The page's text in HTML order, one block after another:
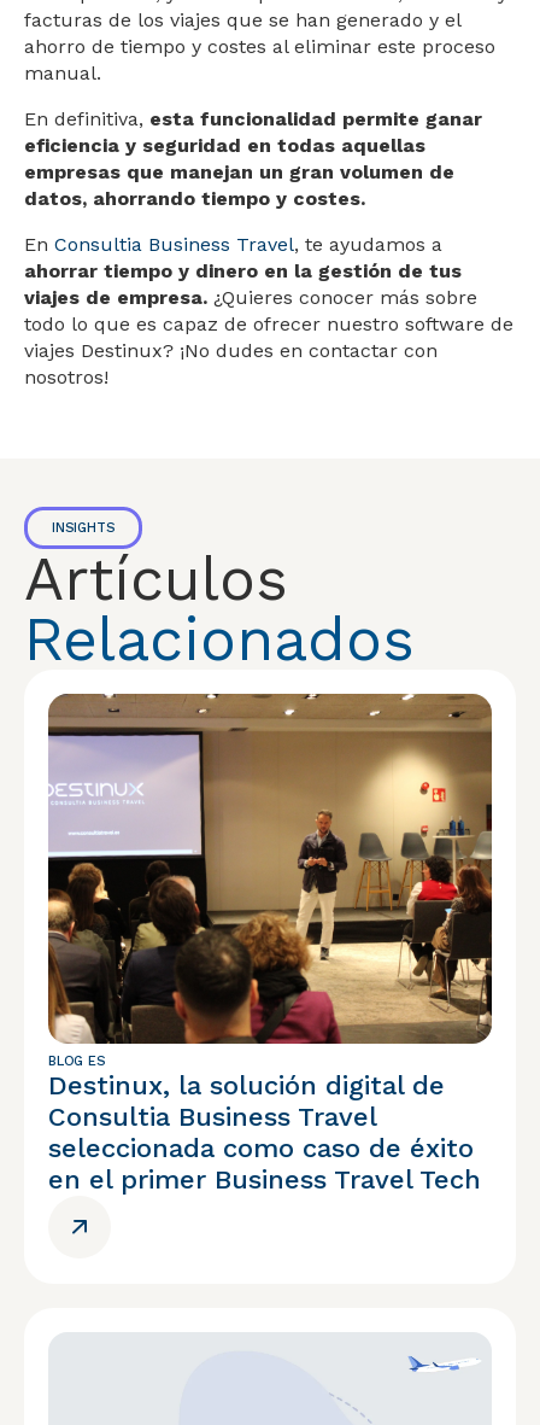
facturas de los viajes que se han generado y el
ahorro de tiempo y costes al eliminar este proceso
manual.
En definitiva, esta funcionalidad permite ganar
eficiencia y seguridad en todas aquellas
empresas que manejan un gran volumen de
datos, ahorrando tiempo y costes.
En Consultia Business Travel, te ayudamos a
ahorrar tiempo y dinero en la gestión de tus
viajes de empresa. ¿Quieres conocer más sobre
todo lo que es capaz de ofrecer nuestro software de
viajes Destinux? ¡No dudes en contactar con
nosotros!
INSIGHTS
Artículos
Relacionados
BLOG ES
Destinux, la solución digital de
Consultia Business Travel
seleccionada como caso de éxito
en el primer Business Travel Tech